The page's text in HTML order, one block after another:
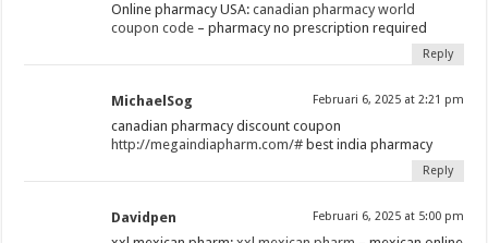
Online pharmacy USA:canadian pharmacy world
coupon code – pharmacy no prescription required
Reply
MichaelSog Februari 6, 2025 at 2:21 pm
canadian pharmacy discount coupon
http://megaindiapharm.com/# best india pharmacy
Reply
Davidpen Februari 6, 2025 at 5:00 pm